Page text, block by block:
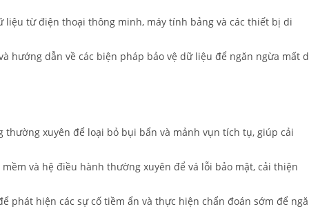
liệu từ điện thoại thông minh, máy tính bảng và các thiết bị di
hướng dẫn về các biện pháp bảo vệ dữ liệu để ngăn ngừa mất
thường xuyên để loại bỏ bụi bẩn và mảnh vụn tích tụ, giúp cải
và hệ điều hành thường xuyên để vá lỗi bảo mật, cải thiện
phát hiện các sự cố tiềm ẩn và thực hiện chẩn đoán sớm để